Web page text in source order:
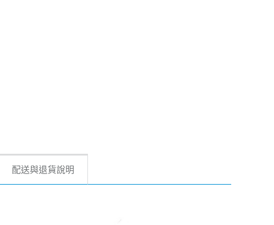
配送與退貨說明